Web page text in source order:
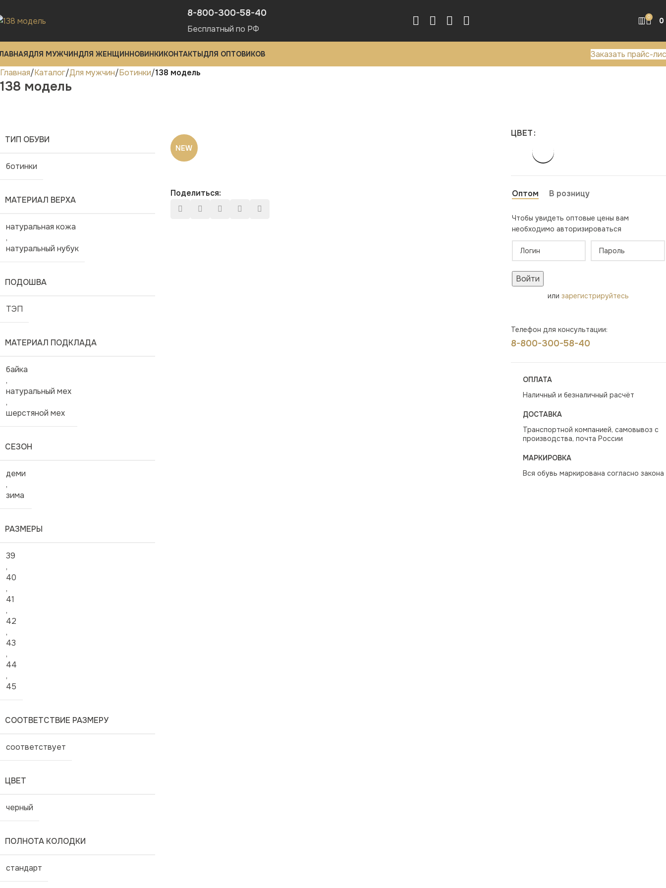
8-800-300-58-40
Бесплатный по РФ
0 0
ДЛЯ МУЖЧИНДЛЯ ЖЕНЩИННОВИНКИКОНТАКТЫДЛЯ ОПТОВИКОВ
Заказать прайс-
Главная Каталог Для мужчин Ботинки 138 модель
138 модель
ТИП ОБУВИ
ботинки
МАТЕРИАЛ ВЕРХА
натуральная кожа
,
натуральный нубук
ПОДОШВА
ТЭП
МАТЕРИАЛ ПОДКЛАДА
байка
,
натуральный мех
,
шерстяной мех
СЕЗОН
деми
,
зима
РАЗМЕРЫ
39
,
40
,
41
,
42
,
43
,
44
,
45
СООТВЕТСТВИЕ РАЗМЕРУ
соответствует
ЦВЕТ
черный
ПОЛНОТА КОЛОДКИ
стандарт
NEW
Поделиться:
ЦВЕТ
Оптом В розницу
Чтобы увидеть оптовые цены вам
необходимо авторизироваться
Войти
илизарегистрируйтесь
Телефон для консультации:
8-800-300-58-40
ОПЛАТА
Наличный и безналичный расчёт
ДОСТАВКА
Транспортной компанией, самовывоз с
производства, почта России
МАРКИРОВКА
Вся обувь маркирована согласно закона